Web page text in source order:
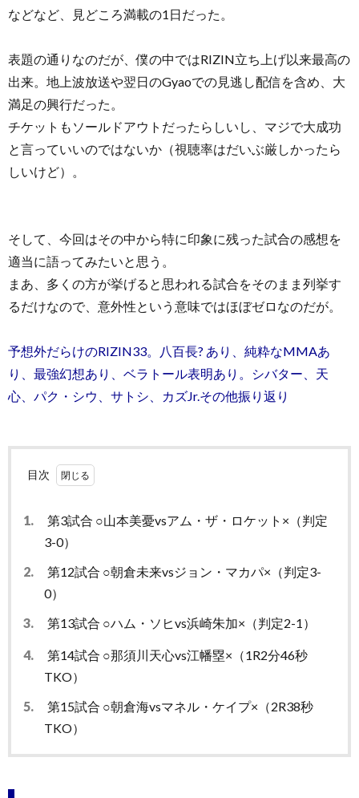
などなど、見どころ満載の1日だった。
表題の通りなのだが、僕の中ではRIZIN立ち上げ以来最高の
出来。地上波放送や翌日のGyaoでの見逃し配信を含め、大
満足の興行だった。
チケットもソールドアウトだったらしいし、マジで大成功
と言っていいのではないか（視聴率はだいぶ厳しかったら
しいけど）。
そして、今回はその中から特に印象に残った試合の感想を
適当に語ってみたいと思う。
まあ、多くの方が挙げると思われる試合をそのまま列挙す
るだけなので、意外性という意味ではほぼゼロなのだが。
予想外だらけのRIZIN33。八百長? あり、純粋なMMAあ
り、最強幻想あり、ベラトール表明あり。シバター、天
心、パク・シウ、サトシ、カズJr.その他振り返り
目次
1.
第3試合 ○山本美憂vsアム・ザ・ロケット×（判定
3-0）
2.
第12試合 ○朝倉未来vsジョン・マカパ×（判定3-
0）
3.
第13試合 ○ハム・ソヒvs浜崎朱加×（判定2-1）
4.
第14試合 ○那須川天心vs江幡塁×（1R2分46秒
TKO）
5.
第15試合 ○朝倉海vsマネル・ケイプ×（2R38秒
TKO）